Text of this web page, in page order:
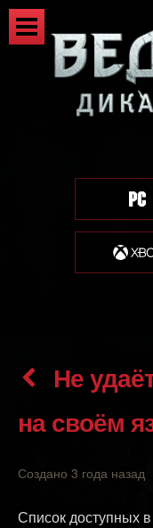
Не удаётся запустить игру
на своём
Создано 3 года
Список доступных